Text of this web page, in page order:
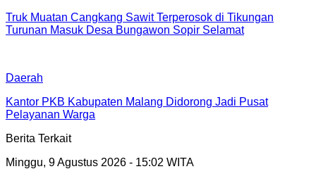
Truk Muatan Cangkang Sawit Terperosok di Tikungan
Turunan Masuk Desa Bungawon Sopir Selamat
Daerah
Kantor PKB Kabupaten Malang Didorong Jadi Pusat
Pelayanan Warga
Berita Terkait
Minggu, 9 Agustus 2026 - 15:02 WITA